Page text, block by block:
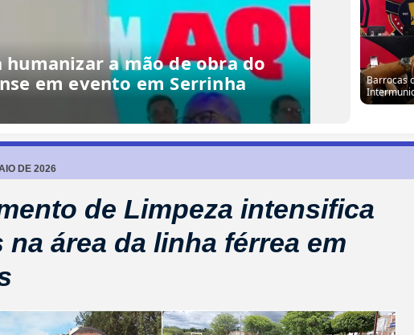
a mão de obra do
em evento em Serrinha
Barrocas
DE 2026
de Limpeza intensifica
área da linha férrea em